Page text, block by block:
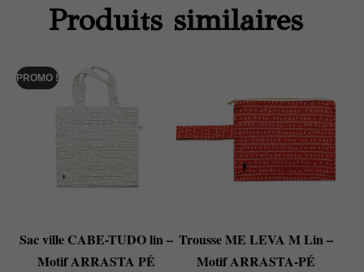
Produits similaires
PROMO !
Sac ville CABE-TUDO lin –
Motif ARRASTA PÉ
Trousse ME LEVA M Lin –
Motif ARRASTA-PÉ